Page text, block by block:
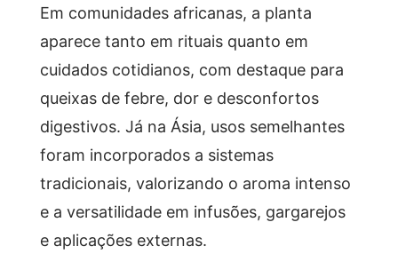
Em comunidades africanas, a planta
aparece tanto em rituais quanto em
cuidados cotidianos, com destaque para
queixas de febre, dor e desconfortos
digestivos. Já na Ásia, usos semelhantes
foram incorporados a sistemas
tradicionais, valorizando o aroma intenso
e a versatilidade em infusões, gargarejos
e aplicações externas.